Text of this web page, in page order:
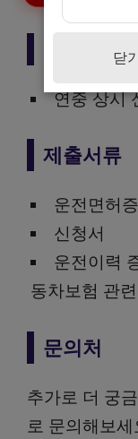
신청기간
연중 상시
제출서류
운전면허증
신청서
운전이력
동차보험 관
문의처
추가로 더 궁
로 문의해보세
닫